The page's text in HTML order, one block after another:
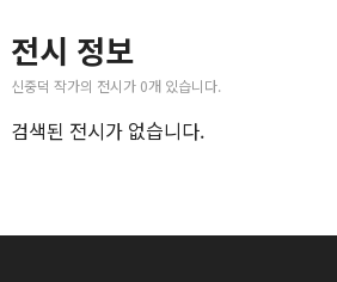
전시 정보
신중덕 작가의 전시가 0개 있습니다.
검색된 전시가 없습니다.